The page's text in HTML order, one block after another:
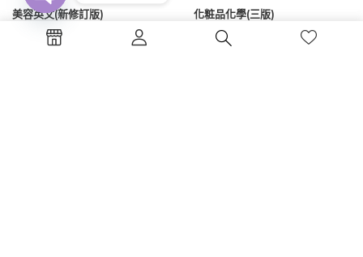
美容英文(新修訂版)
300
化粧品化學(三版)
NT$300
Open
chaty